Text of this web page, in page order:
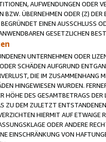
AUFWENDUNGEN ODER
BZW. ÜBERNEHMEN ODER (Z)
EINEN AUSSCHLUSS
GESETZLICHEN
UNTERNEHMEN ODER
SCHÄDEN AUFGRUND
DIE IM ZUSAMMENHANG
HINGEWIESEN WURDEN.
HÖHE DES GESAMTBETRAGS
ZU DEM ZULETZT
HIERMIT AUF
ODER ANDERE
EINSCHRÄNKUNG VON